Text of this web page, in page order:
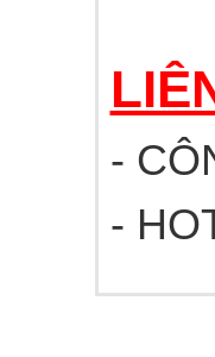
-
-